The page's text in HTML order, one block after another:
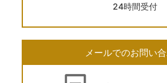
24時間受付
メールでのお問い